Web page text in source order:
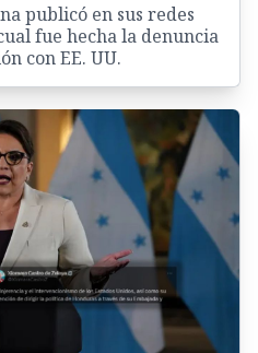
publicó en sus redes
fue hecha la denuncia
con EE. UU.